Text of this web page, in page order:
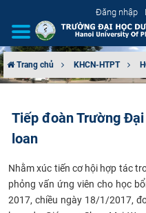
Đăng nhập
CƠ CẤU TỔ CHỨC
ĐÀO TẠO
Trang chủ KHCN-HTPT
Tiếp đoàn Trường
loan
Nhằm xúc tiến cơ hội hợp tác
phỏng vấn ứng viên cho học
2017, chiều ngày 18/1/2017,